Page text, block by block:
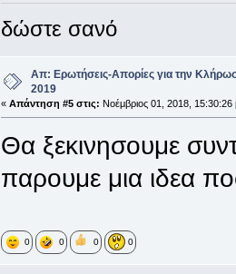
δώστε σανό
Απ: Ερωτήσεις-Απορίες για την
2019
«Απάντηση #5 στις: Νοέμβριος 01, 2018, 15:30:26
Θα ξεκινησουμε
παρουμε μια ιδεα
0 0 0 0